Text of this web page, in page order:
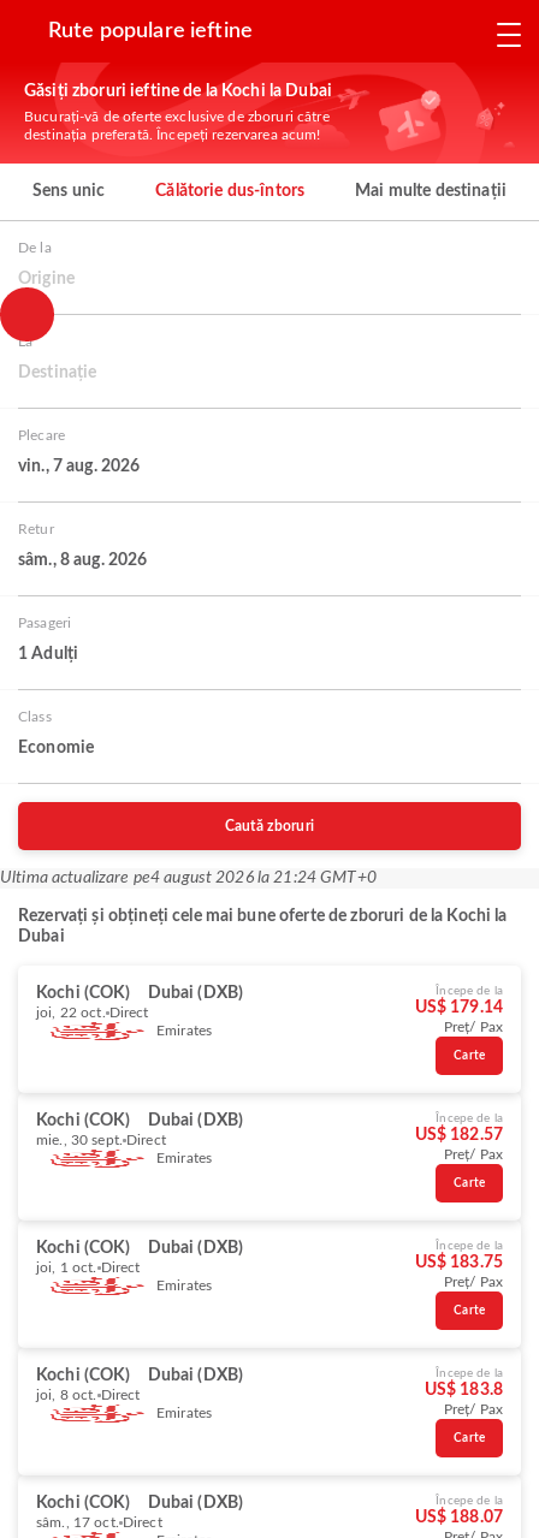
Rute populare ieftine
Găsiți zboruri ieftine de la Kochi la Dubai
Bucurați-vă de oferte exclusive de zboruri către
destinația preferată. Începeți rezervarea acum!
Sens unic Călătorie dus-întors Mai multe destinații
De la
Origine
La
Destinație
Plecare
vin., 7 aug. 2026
Retur
sâm., 8 aug. 2026
Pasageri
1 Adulți
Class
Economie
Caută zboruri
Ultima actualizare pe4 august 2026 la 21:24 GMT+0
Rezervați și obțineți cele mai bune oferte de zboruri de la Kochi la
Dubai
Kochi (COK) Dubai (DXB)
joi, 22 oct. Direct
Emirates
Începe de la
US$ 179.14
Preț/ Pax
Carte
Kochi (COK) Dubai (DXB)
mie., 30 sept. Direct
Emirates
Începe de la
US$ 182.57
Preț/ Pax
Carte
Kochi (COK) Dubai (DXB)
joi, 1 oct. Direct
Emirates
Începe de la
US$ 183.75
Preț/ Pax
Carte
Kochi (COK) Dubai (DXB)
joi, 8 oct. Direct
Emirates
Începe de la
US$ 183.8
Preț/ Pax
Carte
Kochi (COK) Dubai (DXB)
sâm., 17 oct. Direct
Începe de la
US$ 188.07